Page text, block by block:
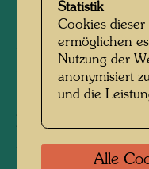
Margarete
in ihrem
Personen am Foto:
Lichotzky
Statistik
Cookies
ermöglichen
Nutzung der
anonymisiert
und die
Alle